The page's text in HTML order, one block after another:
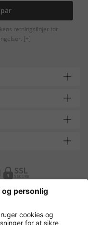
retningslinjer for
[+]